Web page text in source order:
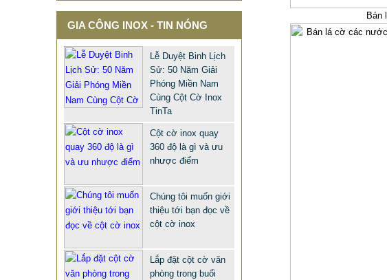
Bán
THIẾT KẾ THI CÔNG CỘT CỜ
QUẢNG TRƯỜNG INOX BẢO
HÀNH 10 NĂM
678.999 VNĐ687.999 VNĐ
Mẫu: CỘT CỜ INOX NGOÀI TRỜI
GIA CÔNG INOX - TIN NÓNG
Lễ Duyệt Binh Lịch
Sử: 50 Năm Giải
Phóng Miền Nam
Cùng Cột Cờ Inox
TinTa
Cột cờ inox quay
360 độ là gì và ưu
nhược điểm
Chúng tôi muốn giới
thiệu tới bạn đọc về
cột cờ inox
Lắp đặt cột cờ văn
phòng trong buổi